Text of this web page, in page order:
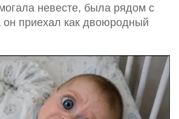
невесте, была рядом с
он приехал как двоюродный